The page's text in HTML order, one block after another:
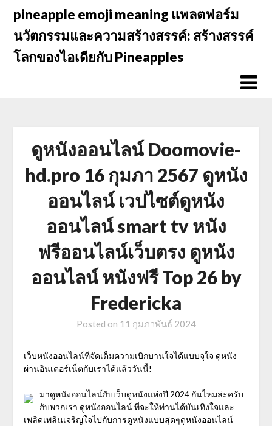
content
pineapple emoji meaning แพลตฟอร์ม
นวัตกรรมและความสร้างสรรค์: สร้างสรรค์
โลกของไอเดียกับ Pineapples
ดูหนังออนไลน์ Doomovie-
hd.pro 16 กุมภา 2567 ดูหนัง
ออนไลน์ เวปไซต์ดูหนัง
ออนไลน์ smart tv หนัง
ฟรีออนไลน์เว็บตรง ดูหนัง
ออนไลน์ หนังฟรี Top 26 by
Fredericka
Posted on 11 กุมภาพันธ์ 2024
เว็บหนังออนไลน์ที่จัดเต็มความเบิกบานใจได้แบบจุใจ ดูหนัง
ผ่านอินเตอร์เน็ตกับเราได้แล้ววันนี้!
มาดูหนังออนไลน์กับเว็บดูหนังแห่งปี 2024 กันไหมล่ะครับ
กับพวกเรา ดูหนังออนไลน์ ที่จะให้ท่านได้บันเทิงใจและ
เพลิดเพลินเจริญใจไปกับการดูหนังแบบสุดๆดูหนังออนไลน์